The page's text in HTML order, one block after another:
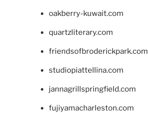
oakberry-kuwait.com
quartzliterary.com
friendsofbroderickpark.com
studiopiattellina.com
jannagrillspringfield.com
fujiyamacharleston.com